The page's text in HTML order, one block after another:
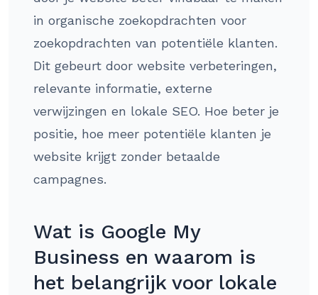
in organische zoekopdrachten voor
zoekopdrachten van potentiële klanten.
Dit gebeurt door website verbeteringen,
relevante informatie, externe
verwijzingen en lokale SEO. Hoe beter je
positie, hoe meer potentiële klanten je
website krijgt zonder betaalde
campagnes.
Wat is Google My
Business en waarom is
het belangrijk voor lokale